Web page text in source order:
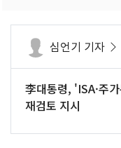
심언기 기자
李대통령, 'ISA·주
재검토 지시